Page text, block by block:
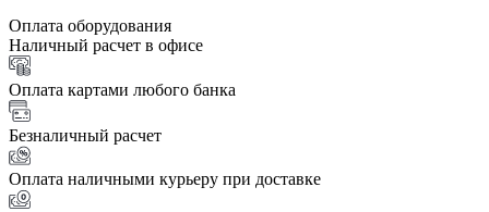
Оплата оборудования
Наличный расчет в офисе
Оплата картами любого банка
Безналичный расчет
Оплата наличными курьеру при доставке